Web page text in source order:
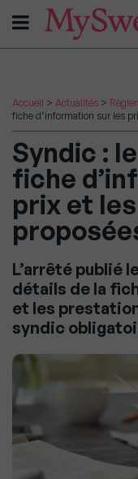
Accueil > Actualités >
fiche d’information sur les
Syndic :
fiche
prix et
L’arrêté publié
détails de la
et les
syndic